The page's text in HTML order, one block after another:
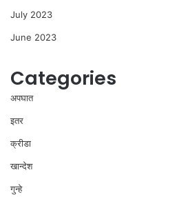
July 2023
June 2023
Categories
अपघात
इतर
क्रीडा
खान्देश
गुन्हे